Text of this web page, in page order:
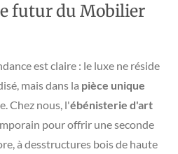
futur du Mobilier
est claire : le luxe ne réside
mais dans la pièce unique
Chez nous, l'ébénisterie d'art
pour offrir une seconde
à desstructures bois de haute